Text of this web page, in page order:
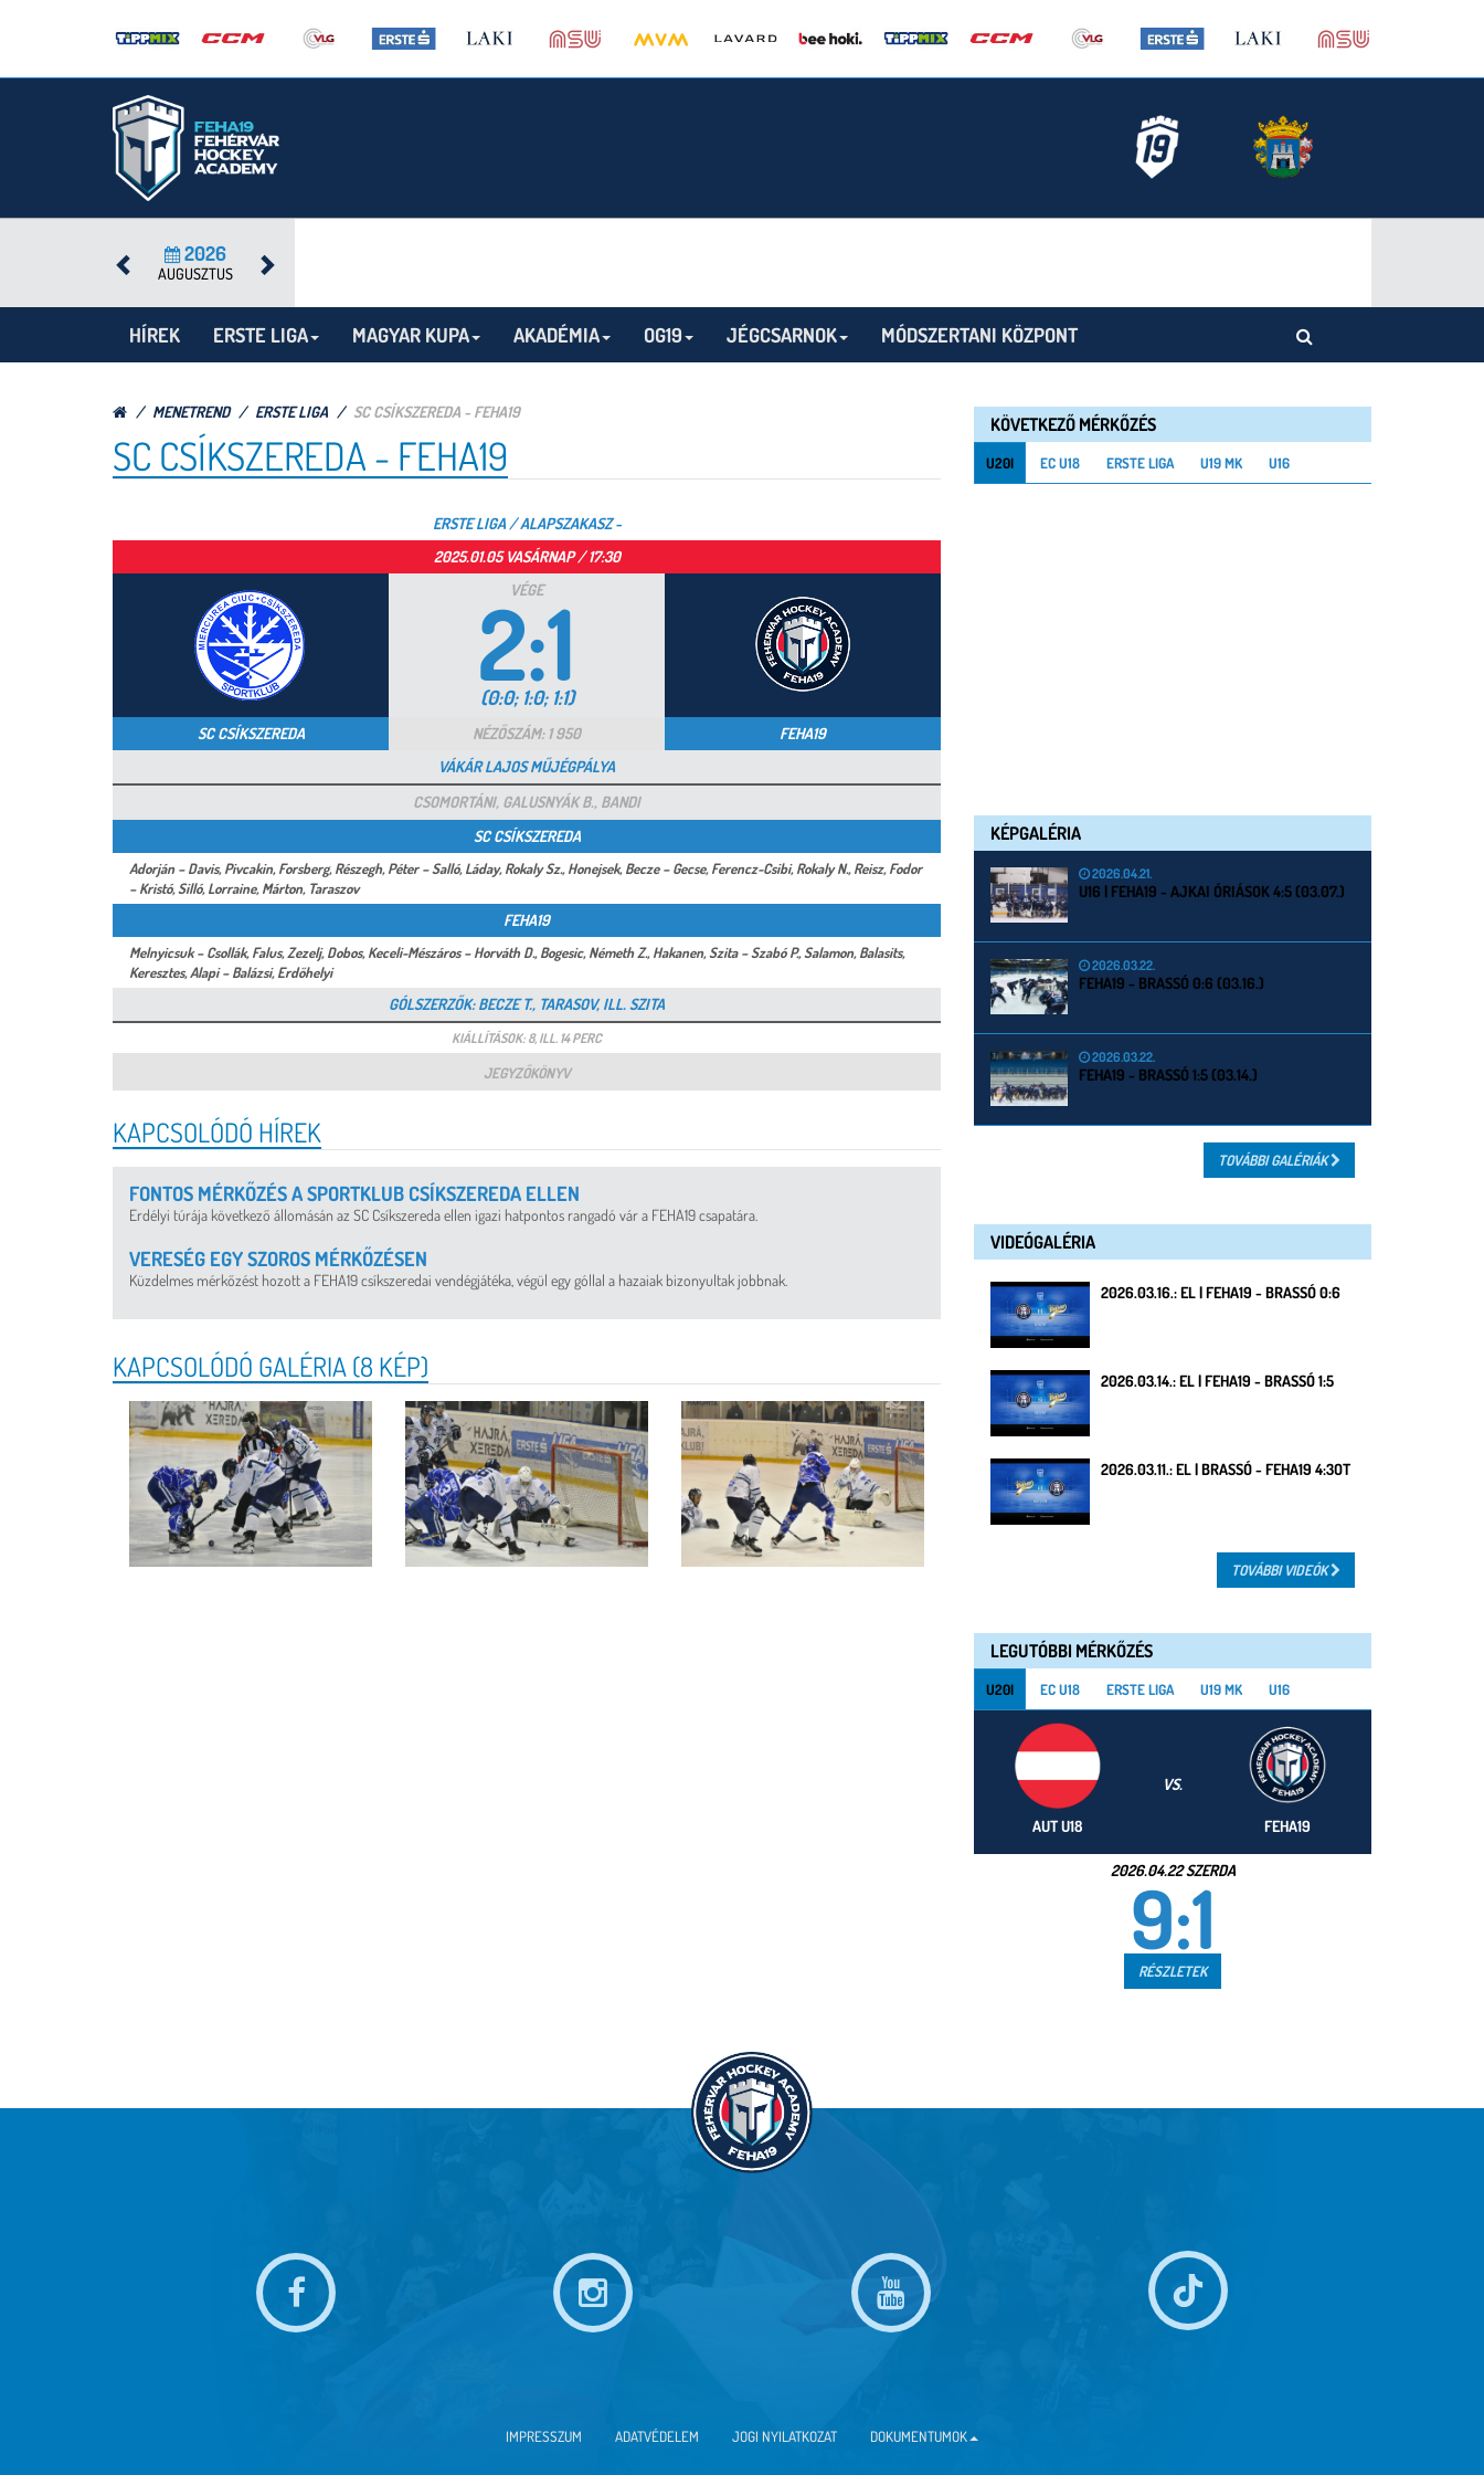
2026
AUGUSZTUS
HÍREK ERSTE LIGA MAGYAR KUPA AKADÉMIA OG19 JÉGCSARNOK MÓDSZERTANI KÖZPONT
MENETREND ERSTE LIGA SC CSÍKSZEREDA - FEHA19
SC CSÍKSZEREDA - FEHA19
ERSTE LIGA / ALAPSZAKASZ -
2025.01.05 VASÁRNAP / 17:30
SC CSÍKSZEREDA
VÉGE
2:1
(0:0; 1:0; 1:1)
NÉZŐSZÁM: 1 950
FEHA19
VÁKÁR LAJOS MŰJÉGPÁLYA
CSOMORTÁNI, GALUSNYÁK B., BANDI
SC CSÍKSZEREDA
Adorján – Davis, Pivcakin, Forsberg, Részegh, Péter – Salló, Láday, Rokaly Sz., Honejsek, Becze – Gecse, Ferencz-Csibi, Rokaly N., Reisz, Fodor
– Kristó, Silló, Lorraine, Márton, Taraszov
FEHA19
Melnyicsuk – Csollák, Falus, Zezelj, Dobos, Keceli-Mészáros – Horváth D., Bogesic, Németh Z., Hakanen, Szita – Szabó P., Salamon, Balasits,
Keresztes, Alapi – Balázsi, Erdőhelyi
GÓLSZERZŐK: BECZE T., TARASOV, ILL. SZITA
KIÁLLÍTÁSOK: 8, ILL. 14 PERC
JEGYZŐKÖNYV
KAPCSOLÓDÓ HÍREK
FONTOS MÉRKŐZÉS A SPORTKLUB CSÍKSZEREDA ELLEN
Erdélyi túrája következő állomásán az SC Csíkszereda ellen igazi hatpontos rangadó vár a FEHA19 csapatára.
VERESÉG EGY SZOROS MÉRKŐZÉSEN
Küzdelmes mérkőzést hozott a FEHA19 csíkszeredai vendégjátéka, végül egy góllal a hazaiak bizonyultak jobbnak.
KAPCSOLÓDÓ GALÉRIA (8 KÉP)
KÖVETKEZŐ MÉRKŐZÉS
U20I EC U18 ERSTE LIGA U19 MK U16
KÉPGALÉRIA
2026.04.21.
U16 | FEHA19 - AJKAI ÓRIÁSOK 4:5 (03.07.)
2026.03.22.
FEHA19 - BRASSÓ 0:6 (03.16.)
2026.03.22.
FEHA19 - BRASSÓ 1:5 (03.14.)
TOVÁBBI GALÉRIÁK
VIDEÓGALÉRIA
2026.03.16.: EL | FEHA19 - BRASSÓ 0:6
2026.03.14.: EL | FEHA19 - BRASSÓ 1:5
2026.03.11.: EL | BRASSÓ - FEHA19 4:3OT
TOVÁBBI VIDEÓK
LEGUTÓBBI MÉRKŐZÉS
U20I EC U18 ERSTE LIGA U19 MK U16
AUT U18
VS.
FEHA19
2026.04.22 SZERDA
9:1
RÉSZLETEK
IMPRESSZUM ADATVÉDELEM JOGI NYILATKOZAT DOKUMENTUMOK